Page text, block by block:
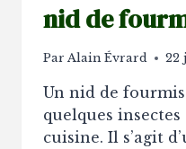
nid de
Par Alain Évrard 22
Un nid de
quelques
cuisine. Il s’agit